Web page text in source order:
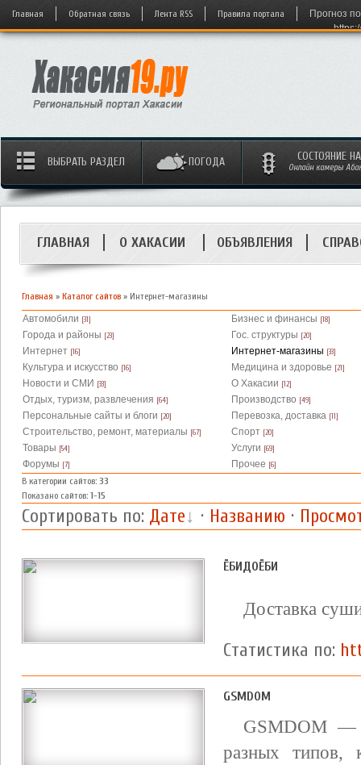
Главная Обратная связь Лента RSS Правила портала
Прогноз
ВЫБРАТЬ РАЗДЕЛ ПОГОДА СОСТОЯНИЕ
Онлайн камеры
ГЛАВНАЯ О ХАКАСИИ ОБЪЯВЛЕНИЯ
Главная » Каталог сайтов » Интернет-магазины
Автомобили [31] Бизнес и финансы [18]
Города и районы [23] Гос. структуры [20]
Интернет [16] Интернет-магазины [33]
Культура и искусство [16] Медицина и здоровье [21]
Новости и СМИ [33] О Хакасии [12]
Отдых, туризм, развлечения [64] Производство [49]
Персональные сайты и блоги [20] Перевозка, доставка [11]
Строительство, ремонт, материалы [67] Спорт [20]
Товары [54] Услуги [69]
Форумы [7] Прочее [6]
В категории сайтов: 33
Показано сайтов: 1-15
Сортировать по: Дате · Названию ·
ЁБИДОЁБИ
Доставка
Статистика по:
GSMDOM
GSMDOM —
разных типов,